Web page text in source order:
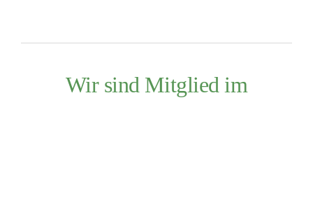
Wir sind Mitglied im